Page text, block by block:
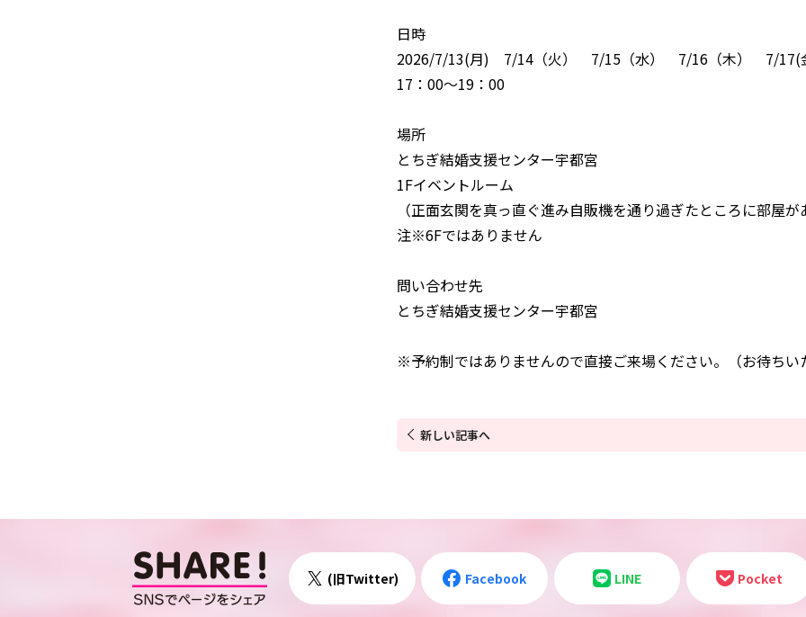
◯センターへのアクセス ◯お問い合わせ
日時
2026/7/13(月) 7/14（火） 7/15（水） 7/16（木） 7/17(
17：00～19：00
場所
とちぎ結婚支援センター宇都宮
1Fイベントルーム
（正面玄関を真っ直ぐ進み自販機を通り過ぎたところに部屋が
注※6Fではありません
問い合わせ先
とちぎ結婚支援センター宇都宮
※予約制ではありませんので直接ご来場ください。（お待ちい
新しい記事へ
(旧Twitter) Facebook LINE Pocket